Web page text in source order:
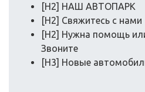
[H2] НАШ АВТОПАРК
[H2] Свяжитесь с нами
[H2] Нужна помощь
Звоните
[H3] Новые